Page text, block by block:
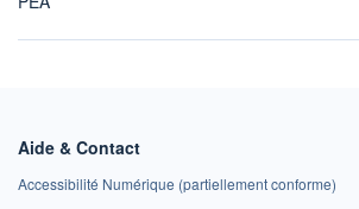
Aide & Contact
Accessibilité Numérique (partiellement conforme)